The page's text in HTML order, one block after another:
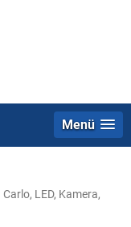
Menü
LED, Kamera,